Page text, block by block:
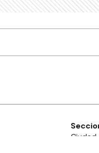
Ciudad